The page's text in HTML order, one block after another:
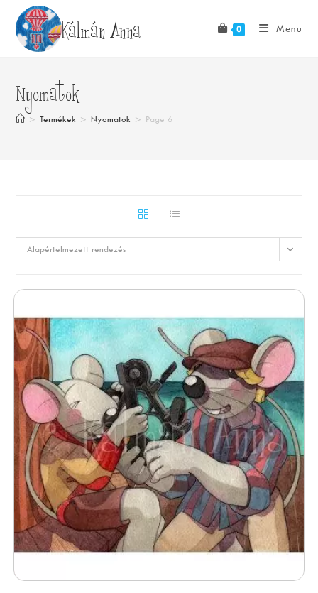
content
Kálmán Anna 0 Menu
Nyomatok
> Termékek > Nyomatok > Page 6
Alapértelmezett rendezés